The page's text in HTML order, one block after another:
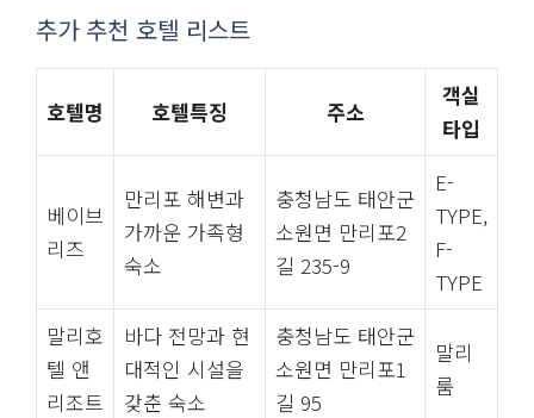
추가 추천 호텔 리스트
호텔명 호텔특징 주소
객실
타입
베이브
리즈
만리포 해변과
가까운 가족형
숙소
충청남도 태안군
소원면 만리포2
길 235-9
E-
TYPE,
F-
TYPE
말리호
텔 앤
리조트
바다 전망과 현
대적인 시설을
갖춘 숙소
충청남도 태안군
소원면 만리포1
길 95
말리
룸